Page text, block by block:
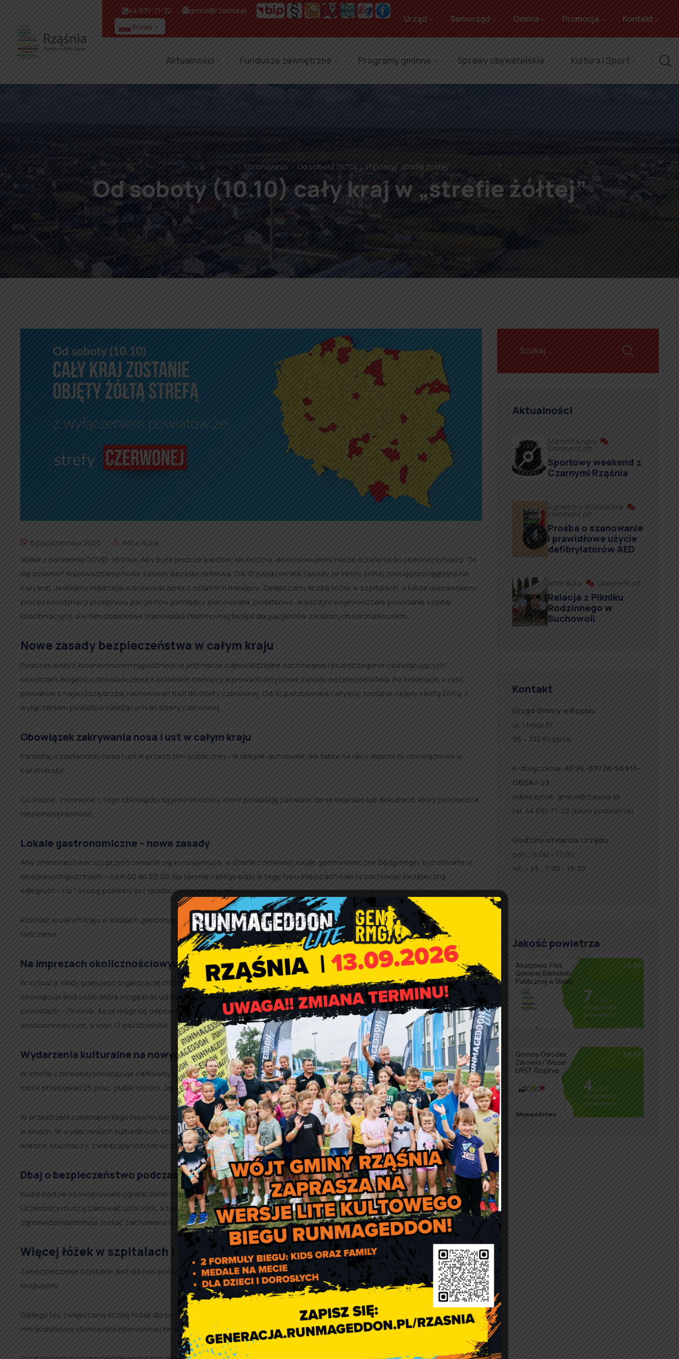
44 631-71-22 gmina@rzasnia.pl
Polski ▼
Urząd Samorząd Gmina Promocja Kontakt
Aktualności Fundusze zewnętrzne Programy gminne Sprawy obywatelskie Kultura i Sport
⌂ Koronawirus Od soboty (10.10) cały kraj w „strefie żółtej”
Od soboty (10.10) cały kraj w „strefie żółtej”
8 października 2020
Artur Ruka
Walka z pandemią COVID-19 trwa. Aby była jeszcze bardziej skuteczna, dostosowujemy nasze działania do obecnej sytuacji. Co
się zmienia? Wprowadzamy nowe zasady bezpieczeństwa. Od 10 października zasady ze strefy żółtej zostają rozciągnięte na
cały kraj. Jesteśmy mądrzejsi o doświadczenia z ostatnich miesięcy. Zwiększamy liczbę łóżek w szpitalach, a także usprawniamy
proces koordynacji przepływu pacjentów pomiędzy placówkami. Dodatkowo, w każdym województwie powstanie szpital
koordynacyjny, a w nim dodatkowe stanowiska intensywnej terapii dla pacjentów zarażonych koronawirusem.
Nowe zasady bezpieczeństwa w całym kraju
Podczas walki z koronawirusem najważniejsze jest nasze odpowiedzialne zachowanie i przestrzeganie obowiązujących
obostrzeń. Bogatsi o doświadczenia z ostatnich miesięcy wprowadzamy nowe zasady bezpieczeństwa. Po zmianach, część
powiatów z najwyższą liczbą zachorowań trafi do strefy czerwonej. Od 10 października cały kraj zostanie objęty strefą żółtą, z
wyłączeniem powiatów należących do strefy czerwonej.
Obowiązek zakrywania nosa i ust w całym kraju
Pamiętaj o zasłanianiu nosa i ust w przestrzeni publicznej – w sklepie, autobusie, ale także na ulicy. Będzie to obowiązkowe w
całym kraju!
Co ważne, zwolnione z tego obowiązku są jedynie osoby, które posiadają zaświadczenie lekarskie lub dokument, który potwierdza
niepełnosprawność.
Lokale gastronomiczne – nowe zasady
Aby zminimalizować rozprzestrzenianie się koronawirusa, w strefie czerwonej lokale gastronomiczne będą mogły być otwarte w
określonych godzinach – od 6:00 do 22:00. Na terenie całego kraju w tego typu miejscach należy zachować bezpieczną
odległość – na 1 osobę powinno przypadać co najmniej 4 m2.
Również w całym kraju w lokalach gastronomicznych i innych zamkniętych pomieszczeniach nie można udostępniać miejsc do
tańczenia.
Na imprezach okolicznościowych – mniej gości
W sytuacji, kiedy planujesz organizację chrzcin, wesel czy innych imprez okolicznościowych, powinieneś pamiętać, że
obowiązuje limit osób, które mogą brać udział w tego typu wydarzeniach. W strefie czerwonej – 50 osób, w pozostałych
powiatach – 75 osób. Abyś mógł się odpowiednio przygotować, to ograniczenie wejdzie w życie z tygodniowym okresem
dostosowawczym, a więc 17 października.
Wydarzenia kulturalne na nowych zasadach
W strefie czerwonej obowiązuje całkowity zakaz organizacji i uczestniczenia w wydarzeniach kulturalnych. W kinach natomiast
może przebywać 25 proc. publiczności. Jak to wygląda w pozostałej części kraju?
W przestrzeni zamkniętej tego typu wydarzenie może odbyć się z udziałem 25 proc. publiczności – taka sama zasada obowiązuje
w kinach. W wydarzeniach kulturalnych, które odbywają się w plenerze może uczestniczyć maksymalnie 100 osób – jednak liczba
widzów, słuchaczy, zwiedzających lub uczestników nie może być większa niż 1 osoba na 5 m2.
Dbaj o bezpieczeństwo podczas zgromadzenia
Nadal będzie obowiązywało ograniczenie dotyczące liczby uczestników zgromadzeń. Może to być maksymalnie 150 osób.
Uczestnicy muszą zakrywać usta i nos, a także zachować minimum 1,5 m odległości od innych osób. Dodatkowo, pomiędzy
zgromadzeniami musi zostać zachowana odległość – minimum 100 m.
Więcej łóżek w szpitalach i nowy proces koordynacji
Zabezpieczenie szpitalne jest dla nas priorytetem podczas walki z koronawirusem. Obserwujemy, analizujemy i na bieżąco
reagujemy.
Dlatego też zwiększamy liczbę łóżek dla pacjentów z COVID-19. W każdym województwie powstanie szpital koordynacyjny, a w
nim dodatkowe stanowiska intensywnej terapii dla pacjentów zarażonych koronawirusem.
Aktualności
Marcin Kazuba
Comment off
Sportowy weekend z
Czarnymi Rząśnia
Agnieszka Wiśniewska
Comment off
Prośba o szanowanie
i prawidłowe użycie
defibrylatorów AED
Artur Ruka Comment off
Relacja z Pikniku
Rodzinnego w
Suchowoli
Kontakt
Urząd Gminy w Rząśni
ul. 1 Maja 37
98 – 332 Rząśnia
e-doręczenia: AE:PL-57726-56911-
GBSAJ-23
adres email: gmina@rzasnia.pl
tel. 44 631-71-22 (biuro podawcze)
Godziny otwarcia Urzędu:
pon.: 9:00 – 17:00
wt. – pt.: 7:30 – 15:30
Jakość powietrza